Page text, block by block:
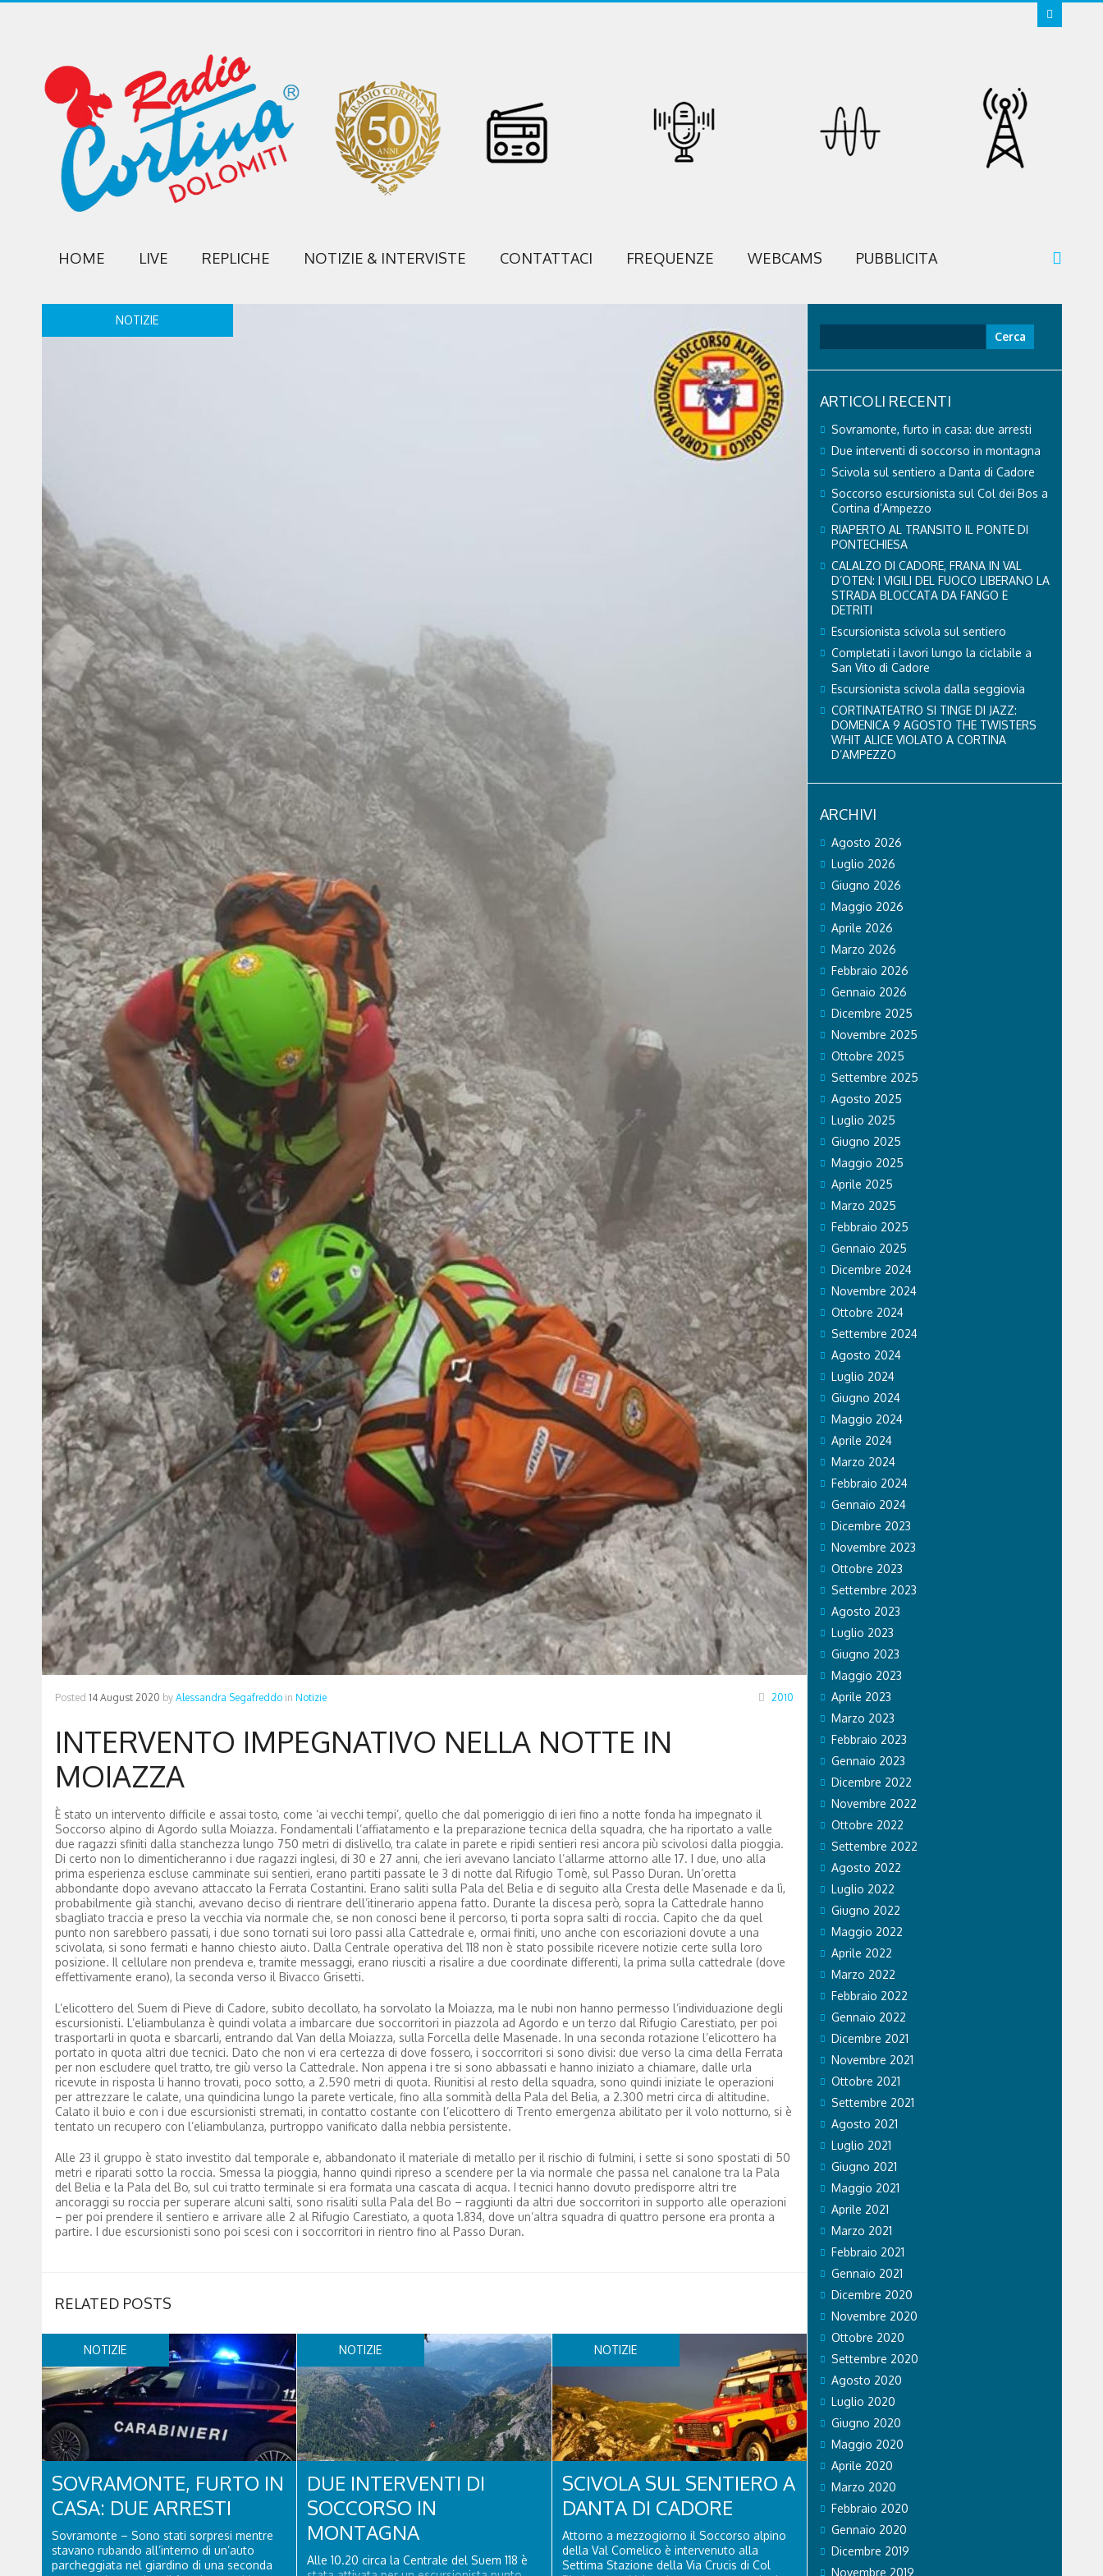
HOME LIVE REPLICHE NOTIZIE & INTERVISTE CONTATTACI FREQUENZE WEBCAMS PUBBLICITA
NOTIZIE
Posted 14 August 2020 by Alessandra Segafreddo in Notizie 2010
INTERVENTO IMPEGNATIVO NELLA NOTTE IN
MOIAZZA
È stato un intervento difficile e assai tosto, come ‘ai vecchi tempi’, quello che dal pomeriggio di ieri fino a notte fonda ha impegnato il
Soccorso alpino di Agordo sulla Moiazza. Fondamentali l’affiatamento e la preparazione tecnica della squadra, che ha riportato a valle
due ragazzi sfiniti dalla stanchezza lungo 750 metri di dislivello, tra calate in parete e ripidi sentieri resi ancora più scivolosi dalla pioggia.
Di certo non lo dimenticheranno i due ragazzi inglesi, di 30 e 27 anni, che ieri avevano lanciato l’allarme attorno alle 17. I due, uno alla
prima esperienza escluse camminate sui sentieri, erano partiti passate le 3 di notte dal Rifugio Tomè, sul Passo Duran. Un’oretta
abbondante dopo avevano attaccato la Ferrata Costantini. Erano saliti sulla Pala del Belia e di seguito alla Cresta delle Masenade e da lì,
probabilmente già stanchi, avevano deciso di rientrare dell’itinerario appena fatto. Durante la discesa però, sopra la Cattedrale hanno
sbagliato traccia e preso la vecchia via normale che, se non conosci bene il percorso, ti porta sopra salti di roccia. Capito che da quel
punto non sarebbero passati, i due sono tornati sui loro passi alla Cattedrale e, ormai finiti, uno anche con escoriazioni dovute a una
scivolata, si sono fermati e hanno chiesto aiuto. Dalla Centrale operativa del 118 non è stato possibile ricevere notizie certe sulla loro
posizione. Il cellulare non prendeva e, tramite messaggi, erano riusciti a risalire a due coordinate differenti, la prima sulla cattedrale (dove
effettivamente erano), la seconda verso il Bivacco Grisetti.
L’elicottero del Suem di Pieve di Cadore, subito decollato, ha sorvolato la Moiazza, ma le nubi non hanno permesso l’individuazione degli
escursionisti. L’eliambulanza è quindi volata a imbarcare due soccorritori in piazzola ad Agordo e un terzo dal Rifugio Carestiato, per poi
trasportarli in quota e sbarcarli, entrando dal Van della Moiazza, sulla Forcella delle Masenade. In una seconda rotazione l’elicottero ha
portato in quota altri due tecnici. Dato che non vi era certezza di dove fossero, i soccorritori si sono divisi: due verso la cima della Ferrata
per non escludere quel tratto, tre giù verso la Cattedrale. Non appena i tre si sono abbassati e hanno iniziato a chiamare, dalle urla
ricevute in risposta li hanno trovati, poco sotto, a 2.590 metri di quota. Riunitisi al resto della squadra, sono quindi iniziate le operazioni
per attrezzare le calate, una quindicina lungo la parete verticale, fino alla sommità della Pala del Belia, a 2.300 metri circa di altitudine.
Calato il buio e con i due escursionisti stremati, in contatto costante con l’elicottero di Trento emergenza abilitato per il volo notturno, si è
tentato un recupero con l’eliambulanza, purtroppo vanificato dalla nebbia persistente.
Alle 23 il gruppo è stato investito dal temporale e, abbandonato il materiale di metallo per il rischio di fulmini, i sette si sono spostati di 50
metri e riparati sotto la roccia. Smessa la pioggia, hanno quindi ripreso a scendere per la via normale che passa nel canalone tra la Pala
del Belia e la Pala del Bo, sul cui tratto terminale si era formata una cascata di acqua. I tecnici hanno dovuto predisporre altri tre
ancoraggi su roccia per superare alcuni salti, sono risaliti sulla Pala del Bo – raggiunti da altri due soccorritori in supporto alle operazioni
– per poi prendere il sentiero e arrivare alle 2 al Rifugio Carestiato, a quota 1.834, dove un’altra squadra di quattro persone era pronta a
partire. I due escursionisti sono poi scesi con i soccorritori in rientro fino al Passo Duran.
RELATED POSTS
NOTIZIE
SOVRAMONTE, FURTO IN
CASA: DUE ARRESTI
Sovramonte – Sono stati sorpresi mentre
stavano rubando all’interno di un’auto
parcheggiata nel giardino di una seconda
NOTIZIE
DUE INTERVENTI DI
SOCCORSO IN
MONTAGNA
Alle 10.20 circa la Centrale del Suem 118 è
NOTIZIE
SCIVOLA SUL SENTIERO A
DANTA DI CADORE
Attorno a mezzogiorno il Soccorso alpino
della Val Comelico è intervenuto alla
Settima Stazione della Via Crucis di Col
ARTICOLI RECENTI
Sovramonte, furto in casa: due arresti
Due interventi di soccorso in montagna
Scivola sul sentiero a Danta di Cadore
Soccorso escursionista sul Col dei Bos a
Cortina d’Ampezzo
RIAPERTO AL TRANSITO IL PONTE DI
PONTECHIESA
CALALZO DI CADORE, FRANA IN VAL
D’OTEN: I VIGILI DEL FUOCO LIBERANO LA
STRADA BLOCCATA DA FANGO E
DETRITI
Escursionista scivola sul sentiero
Completati i lavori lungo la ciclabile a
San Vito di Cadore
Escursionista scivola dalla seggiovia
CORTINATEATRO SI TINGE DI JAZZ:
DOMENICA 9 AGOSTO THE TWISTERS
WHIT ALICE VIOLATO A CORTINA
D’AMPEZZO
ARCHIVI
Agosto 2026
Luglio 2026
Giugno 2026
Maggio 2026
Aprile 2026
Marzo 2026
Febbraio 2026
Gennaio 2026
Dicembre 2025
Novembre 2025
Ottobre 2025
Settembre 2025
Agosto 2025
Luglio 2025
Giugno 2025
Maggio 2025
Aprile 2025
Marzo 2025
Febbraio 2025
Gennaio 2025
Dicembre 2024
Novembre 2024
Ottobre 2024
Settembre 2024
Agosto 2024
Luglio 2024
Giugno 2024
Maggio 2024
Aprile 2024
Marzo 2024
Febbraio 2024
Gennaio 2024
Dicembre 2023
Novembre 2023
Ottobre 2023
Settembre 2023
Agosto 2023
Luglio 2023
Giugno 2023
Maggio 2023
Aprile 2023
Marzo 2023
Febbraio 2023
Gennaio 2023
Dicembre 2022
Novembre 2022
Ottobre 2022
Settembre 2022
Agosto 2022
Luglio 2022
Giugno 2022
Maggio 2022
Aprile 2022
Marzo 2022
Febbraio 2022
Gennaio 2022
Dicembre 2021
Novembre 2021
Ottobre 2021
Settembre 2021
Agosto 2021
Luglio 2021
Giugno 2021
Maggio 2021
Aprile 2021
Marzo 2021
Febbraio 2021
Gennaio 2021
Dicembre 2020
Novembre 2020
Ottobre 2020
Settembre 2020
Agosto 2020
Luglio 2020
Giugno 2020
Maggio 2020
Aprile 2020
Marzo 2020
Febbraio 2020
Gennaio 2020
Dicembre 2019
Novembre 2019